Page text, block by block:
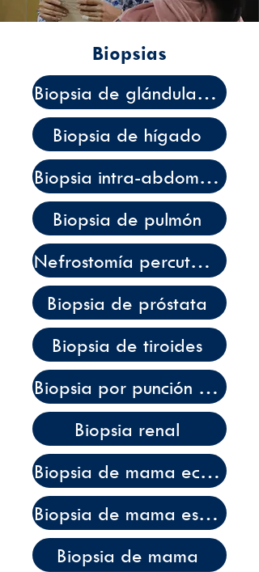
Biopsias
Biopsia de glándula suprarrenal
Biopsia de hígado
Biopsia intra-abdominal
Biopsia de pulmón
Nefrostomía percutánea
Biopsia de próstata
Biopsia de tiroides
Biopsia por punción del bazo
Biopsia renal
Biopsia de mama ecodirigida
Biopsia de mama estereotáxica
Biopsia de mama